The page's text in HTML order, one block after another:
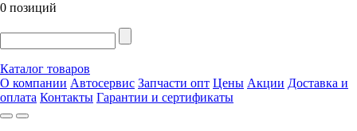
0 позиций
Каталог товаров
О компании Автосервис Запчасти опт Цены Акции Доставка и
оплата Контакты Гарантии и сертификаты